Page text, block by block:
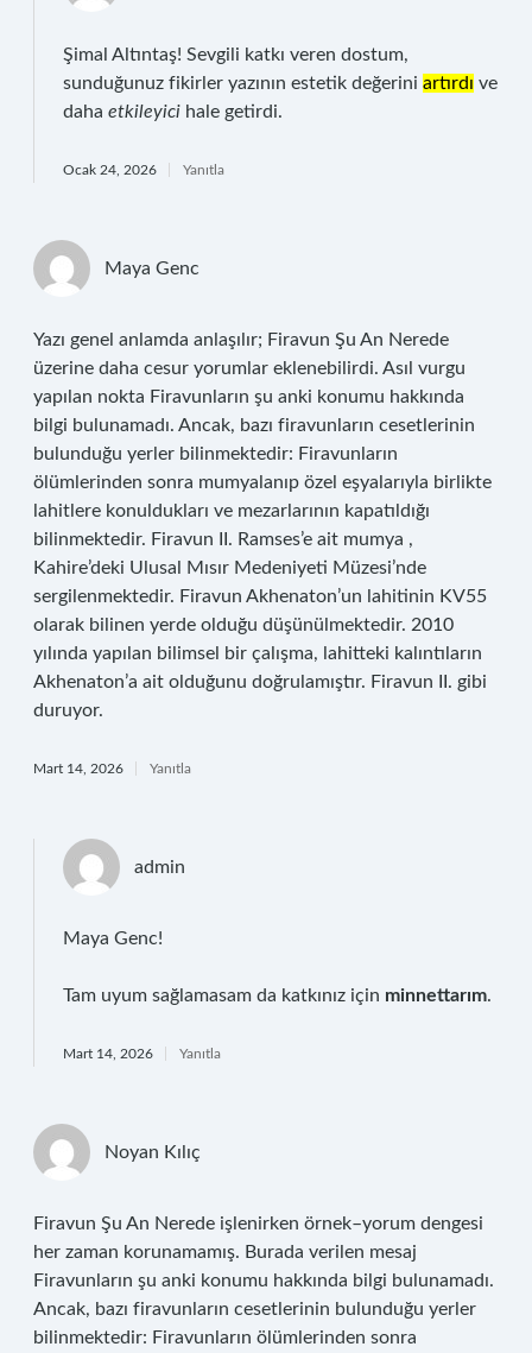
Şimal Altıntaş! Sevgili katkı veren dostum,
sunduğunuz fikirler yazının estetik değerini artırdı ve
daha etkileyici hale getirdi.
Ocak 24, 2026 Yanıtla
Maya Genc
Yazı genel anlamda anlaşılır; Firavun Şu An Nerede
üzerine daha cesur yorumlar eklenebilirdi. Asıl vurgu
yapılan nokta Firavunların şu anki konumu hakkında
bilgi bulunamadı. Ancak, bazı firavunların cesetlerinin
bulunduğu yerler bilinmektedir: Firavunların
ölümlerinden sonra mumyalanıp özel eşyalarıyla birlikte
lahitlere konuldukları ve mezarlarının kapatıldığı
bilinmektedir. Firavun II. Ramses’e ait mumya ,
Kahire’deki Ulusal Mısır Medeniyeti Müzesi’nde
sergilenmektedir. Firavun Akhenaton’un lahitinin KV55
olarak bilinen yerde olduğu düşünülmektedir. 2010
yılında yapılan bilimsel bir çalışma, lahitteki kalıntıların
Akhenaton’a ait olduğunu doğrulamıştır. Firavun II. gibi
duruyor.
Mart 14, 2026 Yanıtla
admin
Maya Genc!
Tam uyum sağlamasam da katkınız için minnettarım.
Mart 14, 2026 Yanıtla
Noyan Kılıç
Firavun Şu An Nerede işlenirken örnek–yorum dengesi
her zaman korunamamış. Burada verilen mesaj
Firavunların şu anki konumu hakkında bilgi bulunamadı.
Ancak, bazı firavunların cesetlerinin bulunduğu yerler
bilinmektedir: Firavunların ölümlerinden sonra